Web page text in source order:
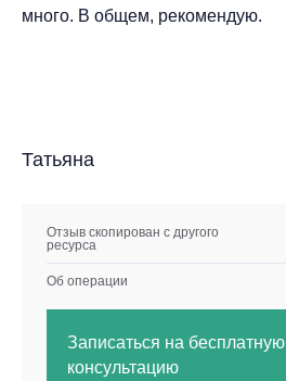
много. В общем, рекомендую.
Татьяна
Отзыв скопирован с другого
ресурса
Об операции
Записаться на бесплатную
консультацию